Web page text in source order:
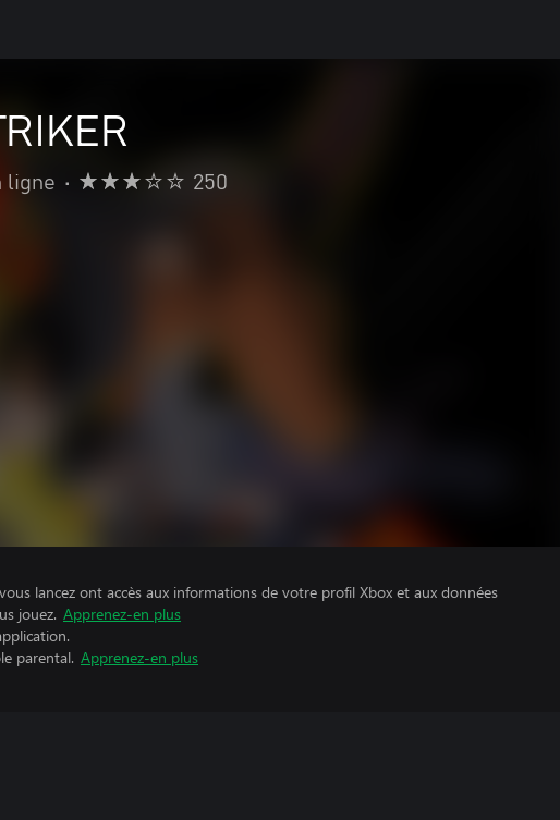
ligne • 250
lancez ont accès aux informations de votre profil Xbox et aux données
jouez. Apprenez-en plus
parental. Apprenez-en plus